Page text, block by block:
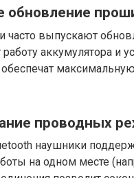
обновление
часто выпускают
аккумулятора и
проводных
наушники
на одном месте